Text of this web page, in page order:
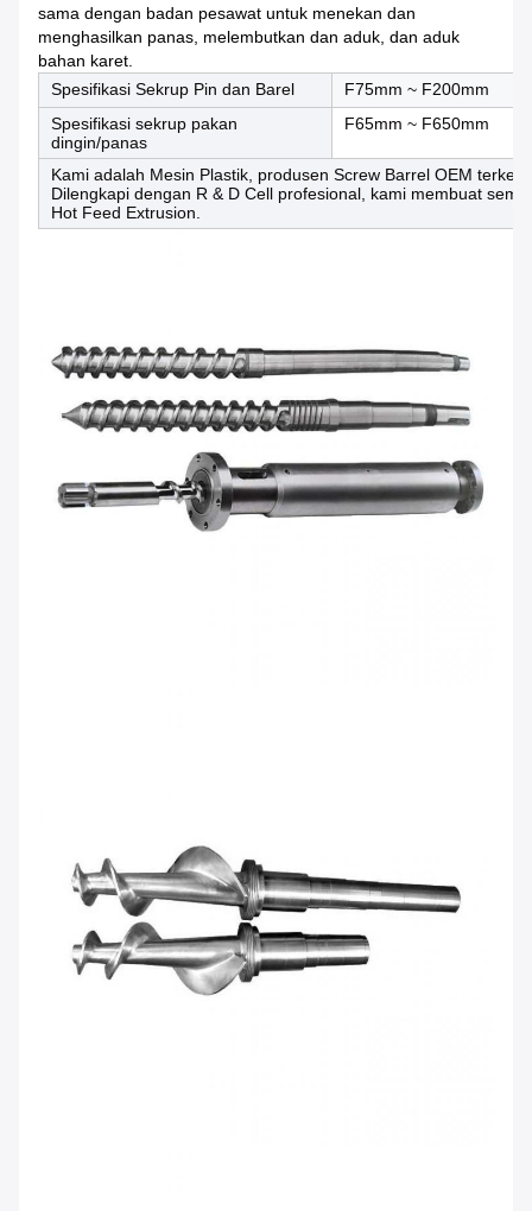
sama dengan badan pesawat untuk menekan dan
menghasilkan panas, melembutkan dan aduk, dan aduk
bahan karet.
Spesifikasi Sekrup Pin dan Barel
F75mm ~ F200mm
Spesifikasi sekrup pakan
dingin/panas
F65mm ~ F650mm
Kami adalah Mesin Plastik, produsen Screw Barrel OEM
Dilengkapi dengan R & D Cell profesional, kami membuat
Hot Feed Extrusion.